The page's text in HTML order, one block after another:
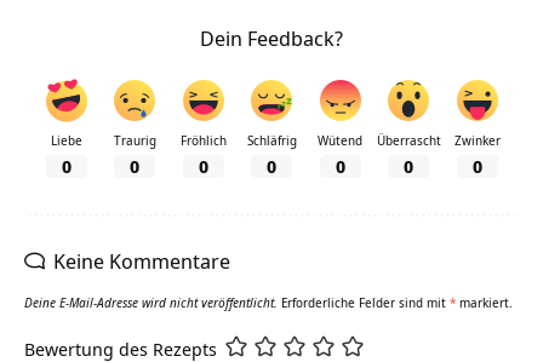
Dein Feedback?
Liebe
0
Traurig
0
Fröhlich
0
Schläfrig
0
Wütend
0
Überrascht
0
Zwinker
0
Keine Kommentare
Deine E-Mail-Adresse wird nicht veröffentlicht. Erforderliche Felder sind mit * markiert.
Bewertung des Rezepts